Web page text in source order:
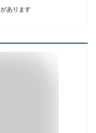
あります